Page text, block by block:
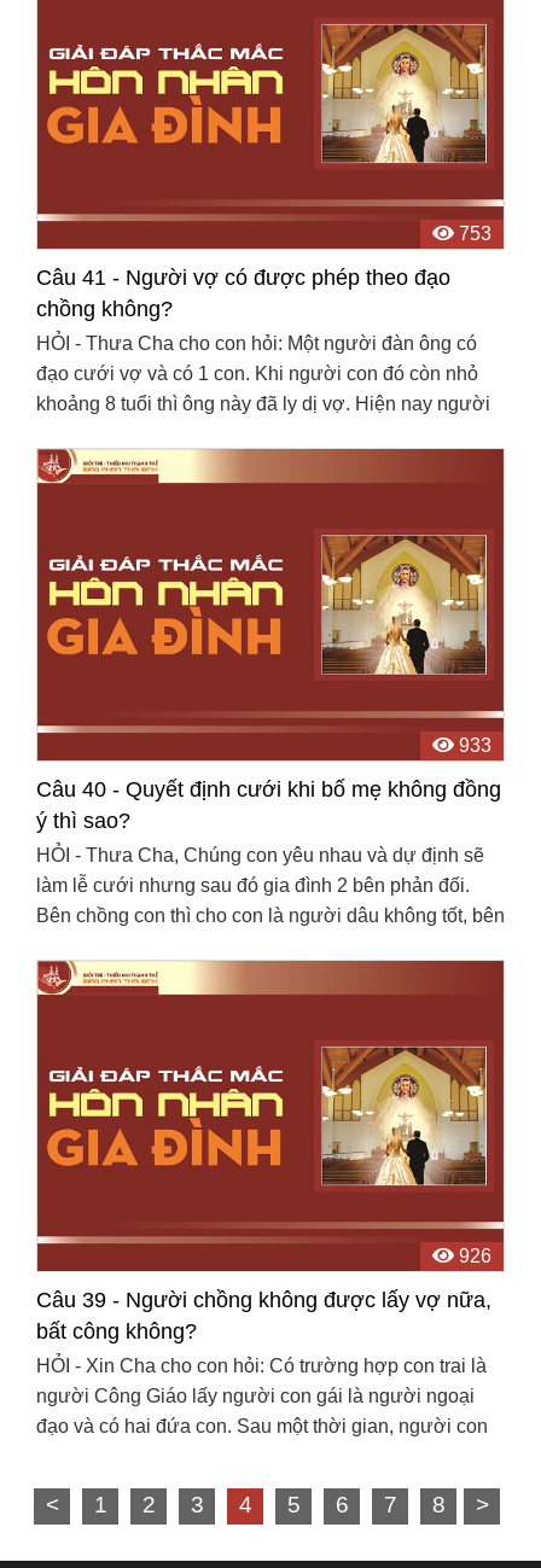
753
Câu 41 - Người vợ có được phép theo đạo
chồng không?
HỎI - Thưa Cha cho con hỏi: Một người đàn ông có
đạo cưới vợ và có 1 con. Khi người con đó còn nhỏ
khoảng 8 tuổi thì ông này đã ly dị vợ. Hiện nay người
933
Câu 40 - Quyết định cưới khi bố mẹ không đồng
ý thì sao?
HỎI - Thưa Cha, Chúng con yêu nhau và dự định sẽ
làm lễ cưới nhưng sau đó gia đình 2 bên phản đối.
Bên chồng con thì cho con là người dâu không tốt, bên
926
Câu 39 - Người chồng không được lấy vợ nữa,
bất công không?
HỎI - Xin Cha cho con hỏi: Có trường hợp con trai là
người Công Giáo lấy người con gái là người ngoại
đạo và có hai đứa con. Sau một thời gian, người con
< 1 2 3 4 5 6 7 8 >